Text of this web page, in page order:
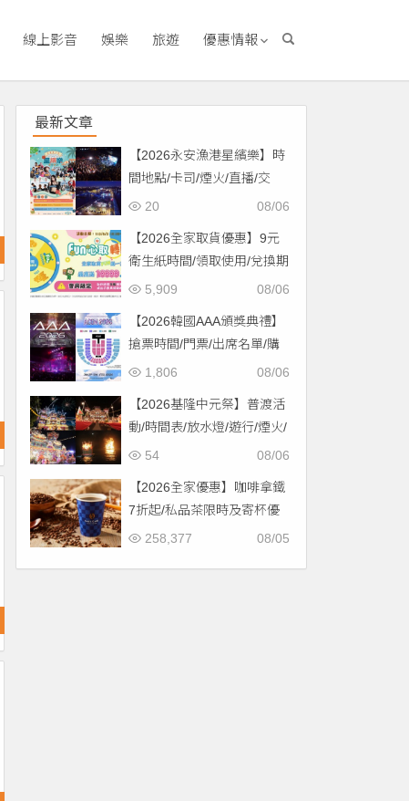
線上影音 娛樂 旅遊 優惠情報
最新文章
【2026永安漁港星繽樂】時
間地點/卡司/煙火/直播/交
通，免費入場！
08/06
20
【2026全家取貨優惠】9元
衛生紙時間/領取使用/兌換期
限一次看！
08/06
5,909
【2026韓國AAA頒獎典禮】
搶票時間/門票/出席名單/購
票一次看！
08/06
1,806
【2026基隆中元祭】普渡活
動/時間表/放水燈/遊行/煙火/
交通一次看！
08/06
54
【2026全家優惠】咖啡拿鐵
7折起/私品茶限時及寄杯優
惠！價格/菜單一起看
08/05
258,377